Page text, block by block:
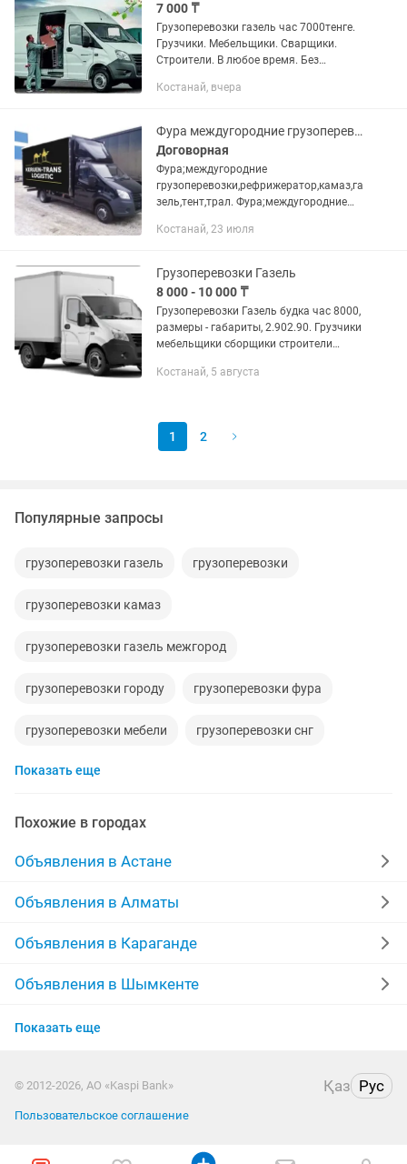
7 000 ₸
Грузоперевозки газель час 7000тенге.
Грузчики. Мебельщики. Сварщики.
Строители. В любое время. Без
Костанай, вчера
Фура междугородние грузоперевозки,рефрижератор,камаз,газель,тент,трал.
Договорная
Фура;междугородние
грузоперевозки,рефрижератор,камаз,га
зель,тент,трал. Фура;междугородние
городу,Камаз,рефрижератор,тент С
каких-либо грузов...
Костанай, 23 июля
Грузоперевозки Газель
8 000 - 10 000 ₸
Грузоперевозки Газель будка час 8000,
размеры - габариты, 2.902.90. Грузчики
мебельщики сборщики строители
выходных.
Костанай, 5 августа
1 2
Популярные запросы
грузоперевозки газель грузоперевозки
грузоперевозки камаз
грузоперевозки газель межгород
грузоперевозки городу грузоперевозки фура
грузоперевозки мебели грузоперевозки снг
грузоперевозки мусора
грузоперевозки грузчики
грузоперевозки вывоз мусора
грузоперевозки доставка
грузоперевозки доставка грузов
грузчики грузоперевозки
грузоперевозки логистика фура
Показать еще
Похожие в городах
Объявления в Астане
Объявления в Алматы
Объявления в Караганде
Объявления в Шымкенте
Объявления в Усть-Каменогорске
Объявления в Павлодаре
Показать еще
© 2012-2026, АО «Kaspi Bank» Қаз Рус
Пользовательское соглашение